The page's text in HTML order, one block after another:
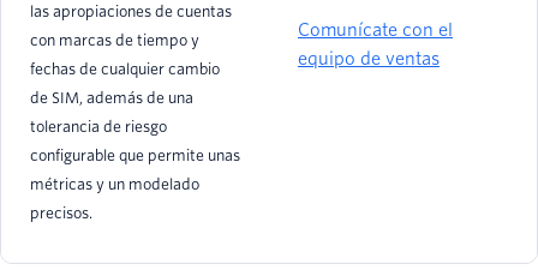
las apropiaciones de cuentas
con marcas de tiempo y
fechas de cualquier cambio
de SIM, además de una
tolerancia de riesgo
configurable que permite unas
métricas y un modelado
precisos.
Comunícate con el
equipo de ventas